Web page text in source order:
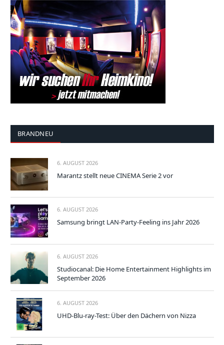
BRANDNEU
6. AUGUST 2026
Marantz stellt neue CINEMA Serie 2 vor
6. AUGUST 2026
Samsung bringt LAN-Party-Feeling ins Jahr 2026
6. AUGUST 2026
Studiocanal: Die Home Entertainment Highlights im
September 2026
6. AUGUST 2026
UHD-Blu-ray-Test: Über den Dächern von Nizza